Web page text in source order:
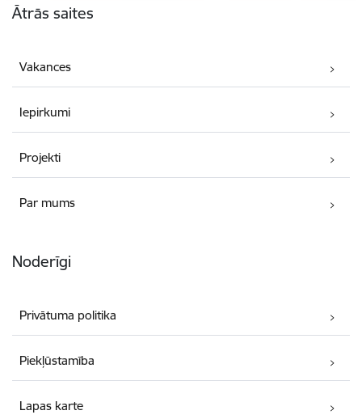
Ātrās saites
Vakances
Iepirkumi
Projekti
Par mums
Noderīgi
Privātuma politika
Piekļūstamība
Lapas karte